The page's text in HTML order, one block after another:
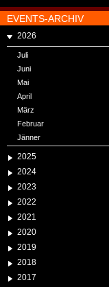
EVENTS-ARCHIV
2026
Juli
Juni
Mai
April
März
Februar
Jänner
2025
2024
2023
2022
2021
2020
2019
2018
2017